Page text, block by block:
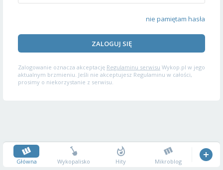
nie pamiętam hasła
ZALOGUJ SIĘ
Zalogowanie oznacza akceptację Regulaminu serwisu Wykop.pl w jego
aktualnym brzmieniu. Jeśli nie akceptujesz Regulaminu w całości,
prosimy o niekorzystanie z serwisu.
Główna Wykopalisko Hity Mikroblog